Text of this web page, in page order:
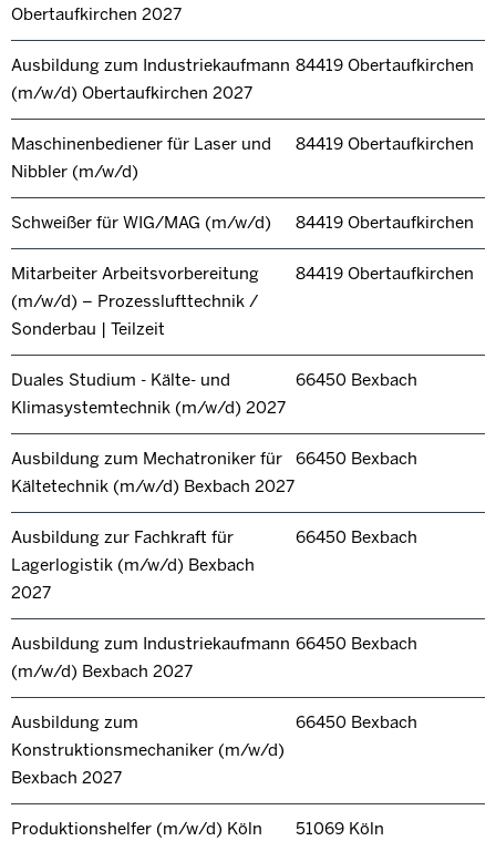
Obertaufkirchen 2027
Ausbildung zum Industriekaufmann
(m/w/d) Obertaufkirchen 2027
84419 Obertaufkirchen
Maschinenbediener für Laser und
Nibbler (m/w/d)
84419 Obertaufkirchen
Schweißer für WIG/MAG (m/w/d) 84419 Obertaufkirchen
Mitarbeiter Arbeitsvorbereitung
(m/w/d) – Prozesslufttechnik /
Sonderbau | Teilzeit
84419 Obertaufkirchen
Duales Studium - Kälte- und
Klimasystemtechnik (m/w/d) 2027
66450 Bexbach
Ausbildung zum Mechatroniker für
Kältetechnik (m/w/d) Bexbach 2027
66450 Bexbach
Ausbildung zur Fachkraft für
Lagerlogistik (m/w/d) Bexbach
2027
66450 Bexbach
Ausbildung zum Industriekaufmann
(m/w/d) Bexbach 2027
66450 Bexbach
Ausbildung zum
Konstruktionsmechaniker (m/w/d)
Bexbach 2027
66450 Bexbach
Produktionshelfer (m/w/d) Köln 51069 Köln